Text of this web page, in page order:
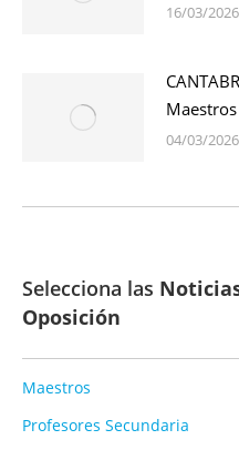
16/03/2026
04/03/2026
Selecciona las
Oposición
Maestros
Profesores Secundaria